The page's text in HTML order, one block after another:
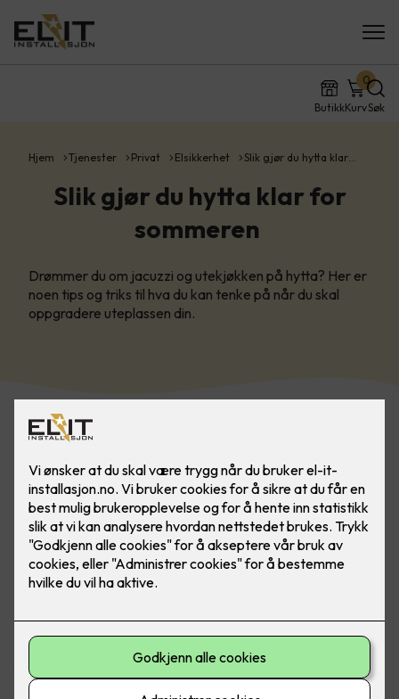
ButikkKurv
0
Søk
Hjem Tjenester Privat Elsikkerhet Slik gjør du hytta klar…
Slik gjør du hytta klar for
sommeren
Drømmer du om jacuzzi og utekjøkken på hytta? Her er
noen tips og triks til hva du kan tenke på når du skal
oppgradere uteplassen din.
året. Uavhengig om du har en hytte i skjærgården, i landlige
omgivelser eller på fjellet med utsikt over fjellheimen, er
fellesnevneren den samme. Norske hytteeiere elsker rett og
slett å sitte ute på terrassen, for å nyte utsikten og naturen.